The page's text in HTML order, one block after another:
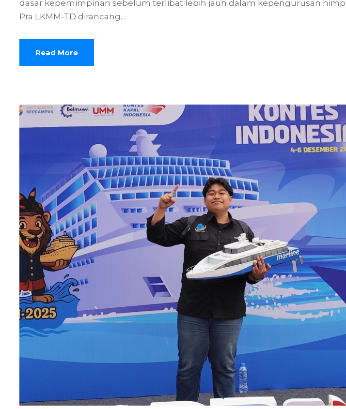
dasar kepemimpinan sebelum terlibat lebih jauh dalam kepengurusan
Pra LKMM-TD dirancang...
Read More